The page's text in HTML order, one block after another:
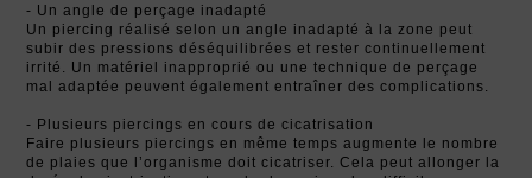
- Un angle de perçage inadapté
Un piercing réalisé selon un angle inadapté à la zone peut
subir des pressions déséquilibrées et rester continuellement
irrité. Un matériel inapproprié ou une technique de perçage
mal adaptée peuvent également entraîner des complications.
- Plusieurs piercings en cours de cicatrisation
Faire plusieurs piercings en même temps augmente le nombre
de plaies que l’organisme doit cicatriser. Cela peut allonger la